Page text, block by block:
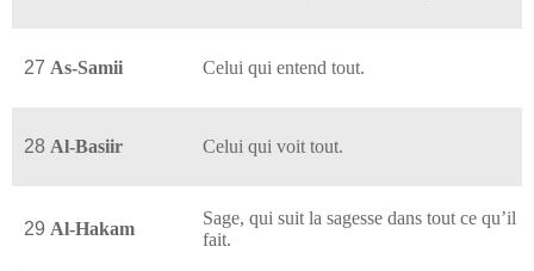
27 As-Samii Celui qui entend tout.
28 Al-Basiir Celui qui voit tout.
29 Al-Hakam
Sage, qui suit la sagesse dans tout ce qu’il
fait.